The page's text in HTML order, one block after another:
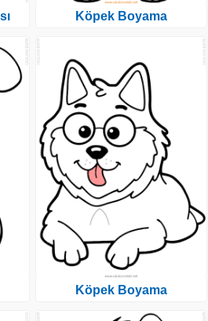
Köpek Boyama
Köpek Boyama